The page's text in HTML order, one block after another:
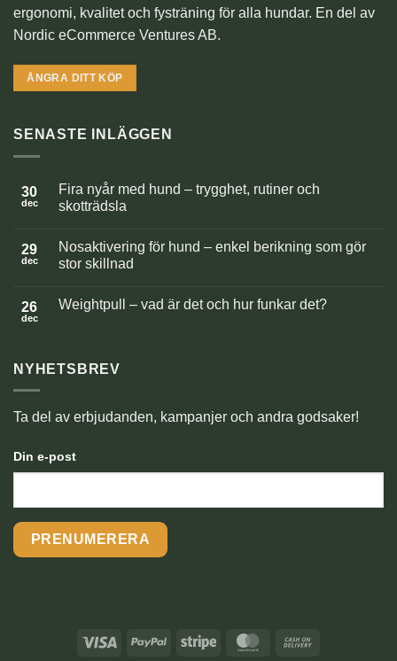
ergonomi, kvalitet och fysträning för alla hundar. En del av
Nordic eCommerce Ventures AB.
ÅNGRA DITT KÖP
SENASTE INLÄGGEN
30
dec
Fira nyår med hund – trygghet, rutiner och
skotträdsla
till
Fira
nyår
–
trygghet,
29
dec
Nosaktivering för hund – enkel berikning som gör
stor skillnad
till
Nosaktivering
enkel
berikning
skillnad
26
dec
Weightpull – vad är det och hur funkar det?
–
och
hur
NYHETSBREV
Ta del av erbjudanden, kampanjer och andra godsaker!
Din e-post
Visa PayPal Stripe MasterCard